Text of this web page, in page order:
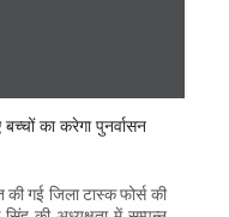
का करेगा पुनर्वासन
गई जिला टास्क फोर्स की